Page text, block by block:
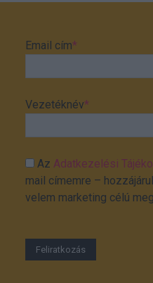
Email cím*
Vezetéknév*
AzAdatkezelési
mail címemre –
velem marketing célú